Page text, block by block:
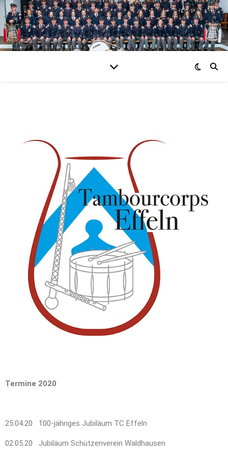
Termine 2020
25.04.20 100-jähriges Jubiläum TC Effeln
02.05.20 Jubiläum Schützenverein Waldhausen